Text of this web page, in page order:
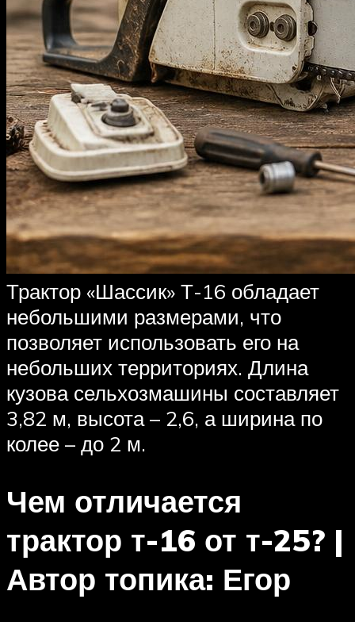
Трактор «Шассик» Т-16 обладает
небольшими размерами, что
позволяет использовать его на
небольших территориях. Длина
кузова сельхозмашины составляет
3,82 м, высота – 2,6, а ширина по
колее – до 2 м.
Чем отличается
трактор т-16 от т-25? |
Автор топика: Егор